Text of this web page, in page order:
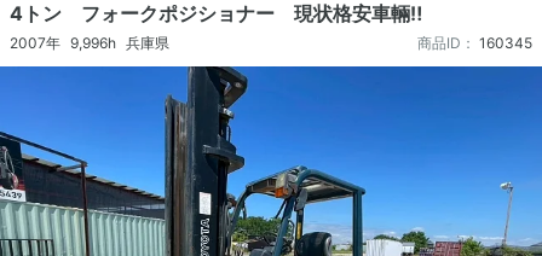
4トン フォークポジショナー 現状格安車輛‼
2007年 9,996h 兵庫県 商品ID： 160345